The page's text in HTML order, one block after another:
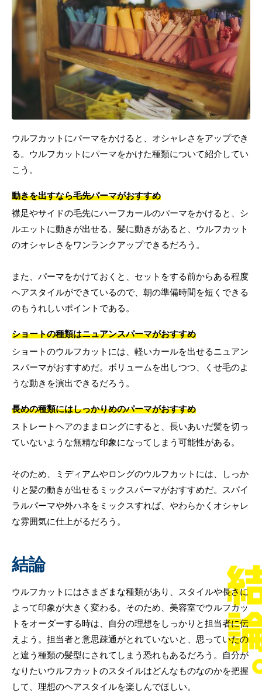
ウルフカットにパーマをかけると、オシャレさをアップでき
る。ウルフカットにパーマをかけた種類について紹介してい
こう。
動きを出すなら毛先パーマがおすすめ
襟足やサイドの毛先にハーフカールのパーマをかけると、シ
ルエットに動きが出せる。髪に動きがあると、ウルフカット
のオシャレさをワンランクアップできるだろう。
また、パーマをかけておくと、セットをする前からある程度
ヘアスタイルができているので、朝の準備時間を短くできる
のもうれしいポイントである。
ショートの種類はニュアンスパーマがおすすめ
ショートのウルフカットには、軽いカールを出せるニュアン
スパーマがおすすめだ。ボリュームを出しつつ、くせ毛のよ
うな動きを演出できるだろう。
長めの種類にはしっかりめのパーマがおすすめ
ストレートヘアのままロングにすると、長いあいだ髪を切っ
ていないような無精な印象になってしまう可能性がある。
そのため、ミディアムやロングのウルフカットには、しっか
りと髪の動きが出せるミックスパーマがおすすめだ。スパイ
ラルパーマや外ハネをミックスすれば、やわらかくオシャレ
な雰囲気に仕上がるだろう。
結論
ウルフカットにはさまざまな種類があり、スタイルや長さに
よって印象が大きく変わる。そのため、美容室でウルフカッ
トをオーダーする時は、自分の理想をしっかりと担当者に伝
えよう。担当者と意思疎通がとれていないと、思っていたの
と違う種類の髪型にされてしまう恐れもあるだろう。自分が
なりたいウルフカットのスタイルはどんなものなのかを把握
して、理想のヘアスタイルを楽しんでほしい。